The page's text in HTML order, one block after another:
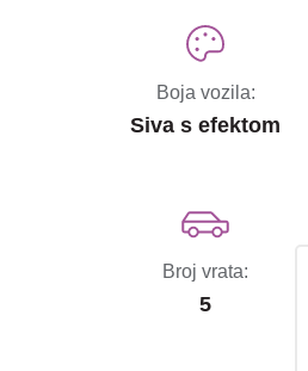
Boja vozila:
Siva s efektom
Broj vrata:
5